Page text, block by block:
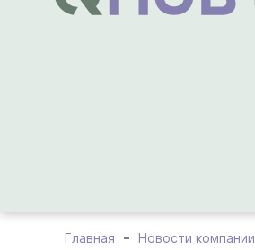
Главная Новости компании